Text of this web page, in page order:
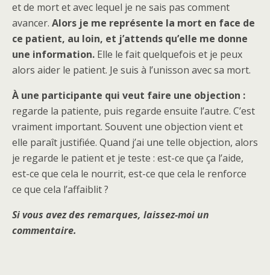
et de mort et avec lequel je ne sais pas comment
avancer. Alors je me représente la mort en face de
ce patient, au loin, et j’attends qu’elle me donne
une information. Elle le fait quelquefois et je peux
alors aider le patient. Je suis à l’unisson avec sa mort.
À une participante qui veut faire une objection :
regarde la patiente, puis regarde ensuite l’autre. C’est
vraiment important. Souvent une objection vient et
elle paraît justifiée. Quand j’ai une telle objection, alors
je regarde le patient et je teste : est-ce que ça l’aide,
est-ce que cela le nourrit, est-ce que cela le renforce
ce que cela l’affaiblit ?
Si vous avez des remarques, laissez-moi un
commentaire.